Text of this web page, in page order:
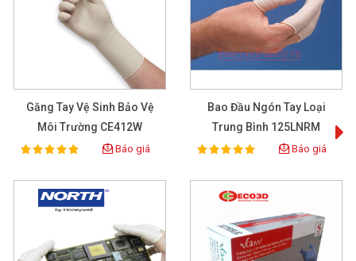
Găng tay bảo hộ hóa chất Neoprene
38cm EXCIA CE119
Găng Tay Vệ Sinh Bảo Vệ
Môi Trường CE412W
Rating:
100% Báo giá
Bao Đầu Ngón Tay Loại
Trung Bình 125LNRM
Rating:
100% Báo giá